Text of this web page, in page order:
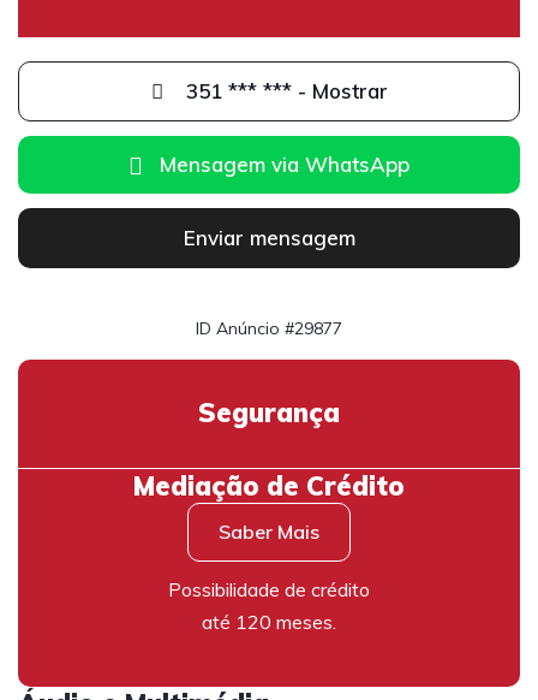
351 *** *** - Mostrar
Mensagem via WhatsApp
Enviar mensagem
ID Anúncio #29877
Segurança
Mediação de Crédito
Saber Mais
Possibilidade de crédito
até 120 meses.